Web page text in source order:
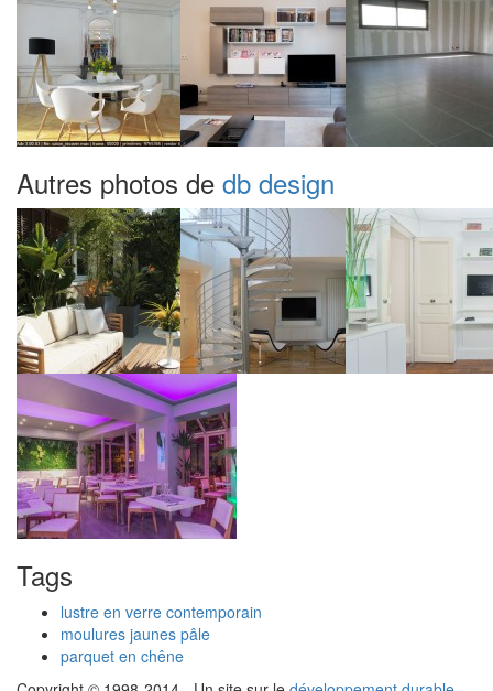
Autres photos de db design
Tags
lustre en verre contemporain
moulures jaunes pâle
parquet en chêne